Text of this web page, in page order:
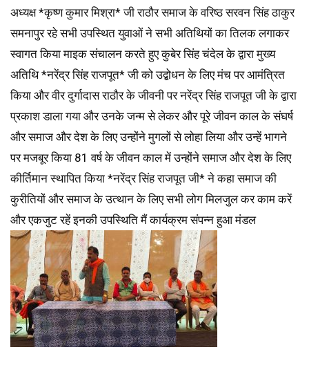
अध्यक्ष *कृष्ण कुमार मिश्रा* जी राठौर समाज के वरिष्ठ सरवन सिंह ठाकुर
समनापुर रहे सभी उपस्थित युवाओं ने सभी अतिथियों का तिलक लगाकर
स्वागत किया माइक संचालन करते हुए कुबेर सिंह चंदेल के द्वारा मुख्य
अतिथि *नरेंद्र सिंह राजपूत* जी को उद्बोधन के लिए मंच पर आमंत्रित
किया और वीर दुर्गादास राठौर के जीवनी पर नरेंद्र सिंह राजपूत जी के द्वारा
प्रकाश डाला गया और उनके जन्म से लेकर और पूरे जीवन काल के संघर्ष
और समाज और देश के लिए उन्होंने मुगलों से लोहा लिया और उन्हें भागने
पर मजबूर किया 81 वर्ष के जीवन काल में उन्होंने समाज और देश के लिए
कीर्तिमान स्थापित किया *नरेंद्र सिंह राजपूत जी* ने कहा समाज की
कुरीतियों और समाज के उत्थान के लिए सभी लोग मिलजुल कर काम करें
और एकजुट रहें इनकी उपस्थिति मैं कार्यक्रम संपन्न हुआ मंडल